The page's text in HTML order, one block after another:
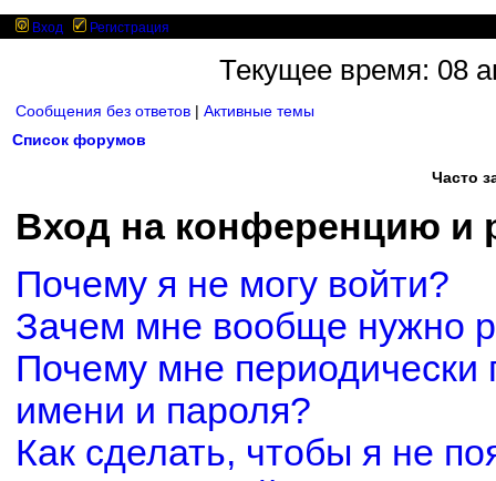
Вход Регистрация
Текущее время: 08
Сообщения без ответов | Активные темы
Список форумов
Часто
Вход на конференцию и
Почему я не могу войти?
Зачем мне вообще нужно
Почему мне периодически
имени и пароля?
Как сделать, чтобы я не